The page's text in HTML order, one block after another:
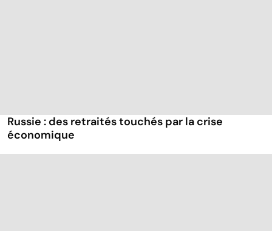
Russie : des retraités touchés par la crise
économique